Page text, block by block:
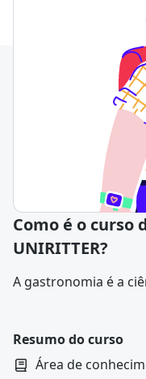
Como é o curso
UNIRITTER?
A gastronomia é a
pratos que
únicas.
Resumo do curso
Área de